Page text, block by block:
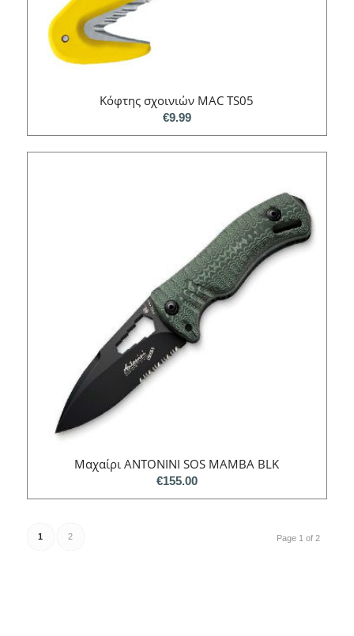
Κόφτης σχοινιών MAC TS05
€9.99
Μαχαίρι ANTONINI SOS MAMBA BLK
€155.00
Page 1 of 2
1 2